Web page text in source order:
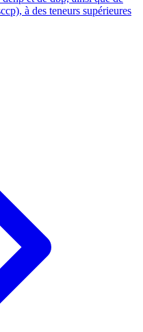
à des teneurs supérieures